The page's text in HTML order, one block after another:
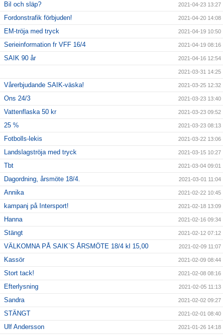
Bil och släp? 2021-04-23 13:27
Fordonstrafik förbjuden! 2021-04-20 14:08
EM-tröja med tryck 2021-04-19 10:50
Serieinformation fr VFF 16/4 2021-04-19 08:16
SAIK 90 år 2021-04-16 12:54
2021-03-31 14:25
Vårerbjudande SAIK-väska! 2021-03-25 12:32
Ons 24/3 2021-03-23 13:40
Vattenflaska 50 kr 2021-03-23 09:52
25 % 2021-03-23 08:13
Fotbolls-lekis 2021-03-22 13:06
Landslagströja med tryck 2021-03-15 10:27
Tbt 2021-03-04 09:01
Dagordning, årsmöte 18/4. 2021-03-01 11:04
Annika 2021-02-22 10:45
kampanj på Intersport! 2021-02-18 13:09
Hanna 2021-02-16 09:34
Stängt 2021-02-12 07:12
VÄLKOMNA PÅ SAIK`S ÅRSMÖTE 18/4 kl 15,00 2021-02-09 11:07
Kassör 2021-02-09 08:44
Stort tack! 2021-02-08 08:16
Efterlysning 2021-02-05 11:13
Sandra 2021-02-02 09:27
STÄNGT 2021-02-01 08:40
Ulf Andersson 2021-01-26 14:18